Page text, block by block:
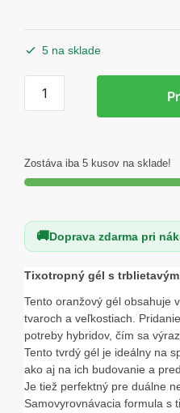
Tixotropný gél s
Tento oranžový gél obsahuje
tvaroch a veľkostiach.
potreby hybridov, čím sa
Tento tvrdý gél je ideálny na
ako aj na ich budovanie a
Je tiež perfektný pre duálne
Samovyrovnávacia formula s
5 na sklade
gel
with
GLITTER
PUMPKIN
Zostáva iba 5 kusov na sklade!
Doprava zdarma pri